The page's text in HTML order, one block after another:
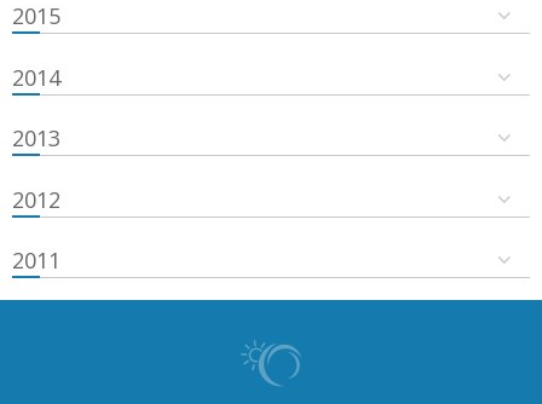
2015
2014
2013
2012
2011